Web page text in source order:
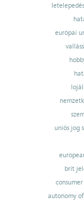
európai
uniós jog
brit
autonomy